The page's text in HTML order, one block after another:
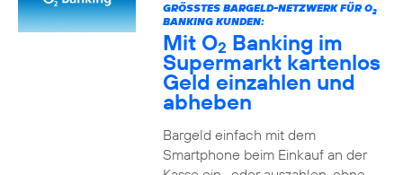
GRÖSSTES BARGELD-NETZWERK FÜR O 2
BANKING KUNDEN:
Mit O2 Banking im
Supermarkt kartenlos
Geld einzahlen und
abheben
Bargeld einfach mit dem
Smartphone beim Einkauf an der